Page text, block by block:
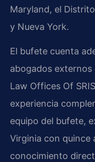
Maryland, el
y Nueva York.
El bufete cuenta
abogados
Law Offices Of
experiencia
equipo del bufete,
Virginia con quince
conocimiento